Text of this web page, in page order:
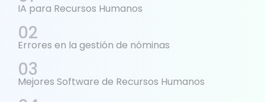
IA para Recursos Humanos
Errores en la gestión de nóminas
Mejores Software de Recursos Humanos